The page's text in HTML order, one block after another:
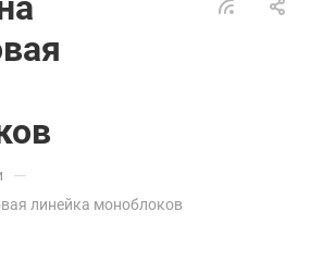
—
линейка моноблоков